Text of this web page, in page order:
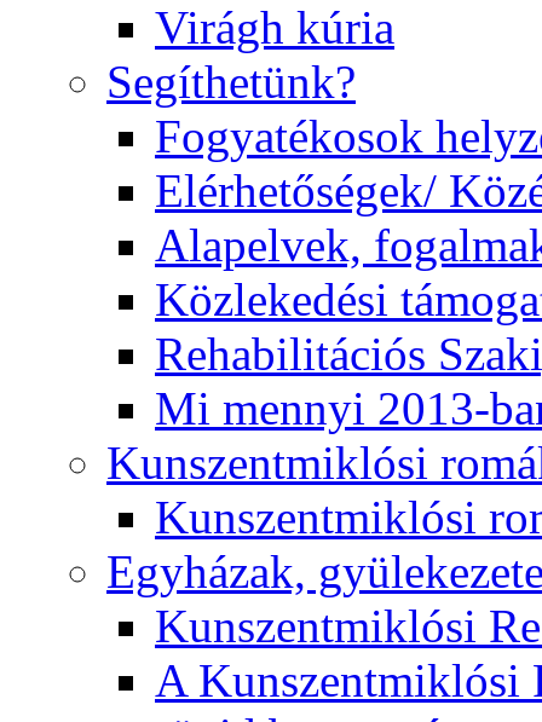
Virágh kúria
Segíthetünk?
Fogyatékosok
Elérhetőségek/
Alapelvek,
Közlekedési
Rehabilitációs
Mi mennyi 2013-
Kunszentmiklósi
Kunszentmiklósi
Egyházak,
Kunszentmiklósi
A Kunszentmiklósi